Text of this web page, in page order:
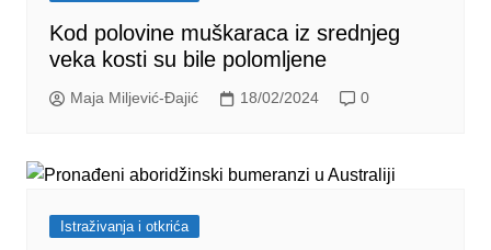
Kod polovine muškaraca iz srednjeg
veka kosti su bile polomljene
Maja Miljević-Đajić 18/02/2024 0
Istraživanja i otkrića